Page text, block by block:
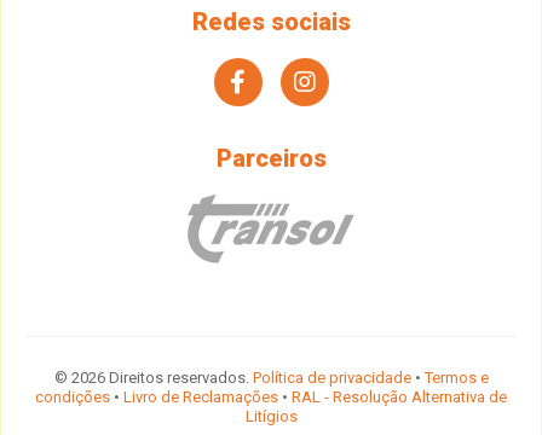
Redes sociais
facebookinstagram
Parceiros
© 2026 Direitos reservados. Política de privacidade•Termos e
condições • Livro de Reclamações • RAL - Resolução Alternativa de
Litígios